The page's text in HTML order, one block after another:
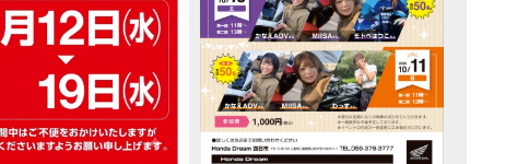
MOVIE オイル交換に行ったつもりが…まさかの大出費！？
NEW BIKE 「CRF250 RALLY」「CRF250 RALLY＜s＞」の カラーリン
「CRF250L」「CRF250L＜s＞」のカラーリング設定と 仕
NEW BIKE 軽二輪スーパースポーツモデル「CBR250RR」の カラーバ
MOVIE 【Honda Dream鈴鹿】20周年記念・大感謝祭イベント 大人気バイク女子が大集
NEW BIKE PROJECT BIG1 Final Edition CB 1300在庫車あります！